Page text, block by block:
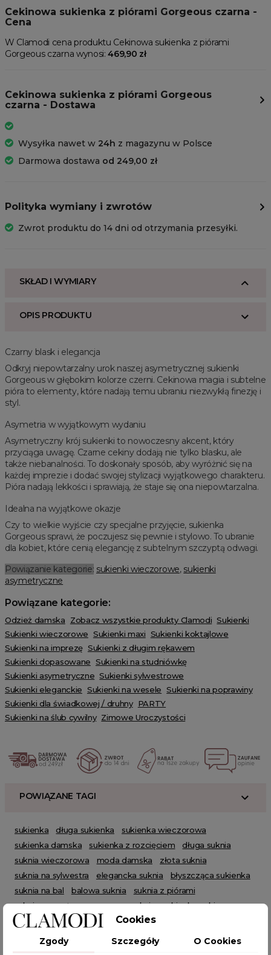
Cekinowa sukienka z piórami Gorgeous czarna -
Cena
W Clamodi cena produktu Cekinowa sukienka z piórami
Gorgeous czarna wynosi:469,90 zł
Cekinowa sukienka z piórami Gorgeous
czarna - Dostawa
Wysyłka nawet w 24h z magazynu w Polsce
Darmowa dostawa od 249,00 zł
Polityka wymiany i zwrotów
Zwrot produktu do 14 dni od otrzymania przesyłki.
SKŁAD I WYMIARY
OPIS PRODUKTU
Czarny blask i elegancja
Odkryj niepowtarzalny urok naszej asymetrycznej sukienki
Gorgeous w głębokim kolorze czerni. Cekinowa magia i subtelne
pióra to elementy, które nadają temu ubraniu niezwykłą finezję i
styl.
Asymetria w wyjątkowym wydaniu
Asymetryczny krój sukienki to nowoczesny akcent, który
przyciąga uwagę. Czarne cekiny dodają nie tylko blasku, ale
także niebanalności. To doskonały sposób, aby wyróżnić się na
każdej imprezie i dodać swojej stylizacji wyjątkowego charakteru.
Pióra nadają lekkości i sprawiają, że staje się ona niepowtarzalna.
Idealna na wyjątkowe okazje
Czy to wielkie wyjście czy specjalne przyjęcie, sukienka
Gorgeous sprawi, że poczujesz się pewnie i stylowo. To ubranie
dla kobiet, które cenią elegancję z subtelnym szczyptą odwagi.
Powiązanie kategorie: sukienki wieczorowe, sukienki
asymetryczne
Powiązane kategorie:
Odzież damska Zobacz wszystkie produkty Clamodi Sukienki
Sukienki wieczorowe Sukienki maxi Sukienki koktajlowe
Sukienki na imprezę Sukienki z długim rękawem
Sukienki dopasowane Sukienki na studniówkę
Sukienki asymetryczne Sukienki sylwestrowe
Sukienki eleganckie Sukienki na wesele Sukienki na poprawiny
Sukienki dla świadkowej / druhny PARTY
Sukienki na ślub cywilny Zimowe Uroczystości
POWIĄZANE TAGI
sukienka długa sukienka
sukienka wieczorowa
sukienka damska
sukienka z rozcięciem
długa suknia
suknia wieczorowa
moda damska
złota suknia
suknia na sylwestra
elegancka suknia
błyszcząca sukienka
suknia na bal
balowa suknia
suknia z piórami
suknia asymetryczna
czarna suknia
sukienka cekinowa
sukienka czarna elegancka
sukeinka maxi
sukienki czarne eleganckie
czarna sukienka na sylwestra
Cookies
Zgody Szczegóły O Cookies